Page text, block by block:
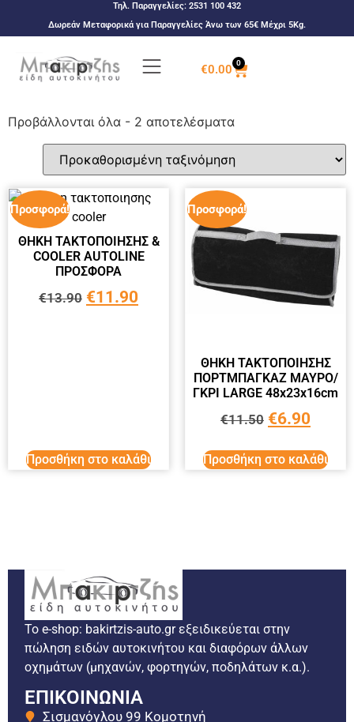
Τηλ. Παραγγελίες: 2531 100 432
Δωρεάν Μεταφορικά για Παραγγελίες Άνω των 65€ Μέχρι 5Kg.
€0.00 0
Προβάλλονται όλα - 2 αποτελέσματα
Προσφορά!
ΘΗΚΗ ΤΑΚΤΟΠΟΙΗΣΗΣ &
COOLER AUTOLINE
ΠΡΟΣΦΟΡΑ
€13.90 €11.90
Προσθήκη στο καλάθι
Προσφορά!
ΘΗΚΗ ΤΑΚΤΟΠΟΙΗΣΗΣ
ΠΟΡΤΜΠΑΓΚΑΖ ΜΑΥΡΟ/
ΓΚΡΙ LARGE 48x23x16cm
€11.50 €6.90
Προσθήκη στο καλάθι
Το e-shop: bakirtzis-auto.gr εξειδικεύεται στην
πώληση ειδών αυτοκινήτου και διαφόρων άλλων
οχημάτων (μηχανών, φορτηγών, ποδηλάτων κ.α.).
ΕΠΙΚΟΙΝΩΝΙΑ
Σισμανόγλου 99 Κομοτηνή